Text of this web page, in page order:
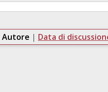
Autore | Data di